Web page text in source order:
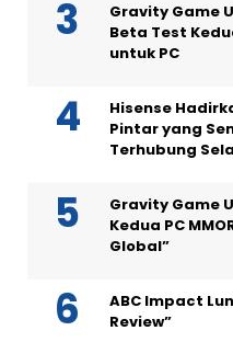
Gravity Game
Beta Test
untuk PC
Hisense
Pintar yang
Terhubung
Gravity Game
Kedua PC
Global”
ABC Impact
Review”